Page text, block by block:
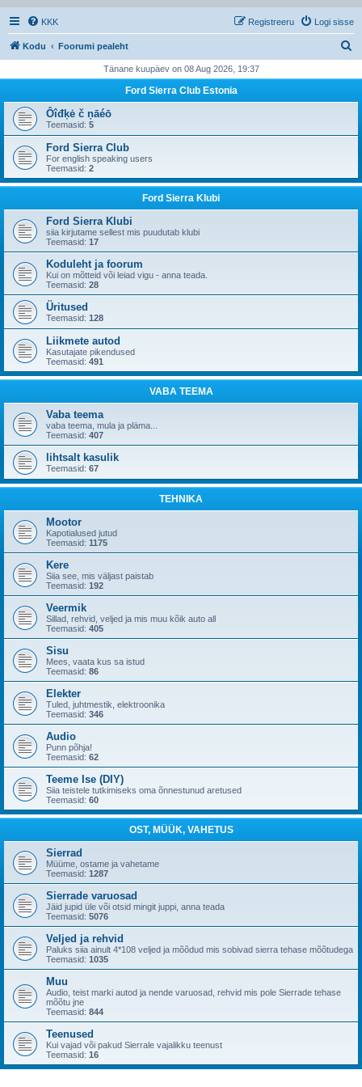
KKK Logi sisse
Registreeru
Kodu Foorumi pealeht
i
Tänane kuupäev on 08 Aug 2026, 19:37
Ford Sierra Club Estonia
Ôîđķė č ņāéō
Teemasid: 5
Ford Sierra Club
For english speaking users
Teemasid: 2
Ford Sierra Klubi
Ford Sierra Klubi
siia kirjutame sellest mis puudutab klubi
Teemasid: 17
Koduleht ja foorum
Kui on mõtteid või leiad vigu - anna teada.
Teemasid: 28
Üritused
Teemasid: 128
Liikmete autod
Kasutajate pikendused
Teemasid: 491
VABA TEEMA
Vaba teema
vaba teema, mula ja pläma...
Teemasid: 407
lihtsalt kasulik
Teemasid: 67
TEHNIKA
Mootor
Kapotialused jutud
Teemasid: 1175
Kere
Siia see, mis väljast paistab
Teemasid: 192
Veermik
Sillad, rehvid, veljed ja mis muu kõik auto all
Teemasid: 405
Sisu
Mees, vaata kus sa istud
Teemasid: 86
Elekter
Tuled, juhtmestik, elektroonika
Teemasid: 346
Audio
Punn põhja!
Teemasid: 62
Teeme Ise (DIY)
Siia teistele tutkimiseks oma õnnestunud aretused
Teemasid: 60
OST, MÜÜK, VAHETUS
Sierrad
Müüme, ostame ja vahetame
Teemasid: 1287
Sierrade varuosad
Jäid jupid üle või otsid mingit juppi, anna teada
Teemasid: 5076
Veljed ja rehvid
Paluks siia ainult 4*108 veljed ja mõõdud mis sobivad sierra tehase mõõtudega
Teemasid: 1035
Muu
Audio, teist marki autod ja nende varuosad, rehvid mis pole Sierrade tehase
mõõtu jne
Teemasid: 844
Teenused
Kui vajad või pakud Sierrale vajalikku teenust
Teemasid: 16